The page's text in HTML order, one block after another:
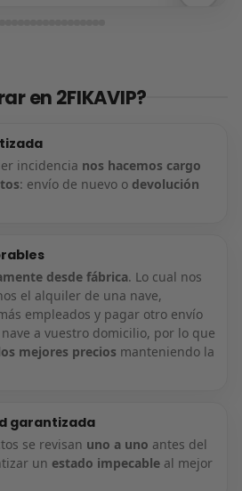
en 2FIKAVIP?
incidencia nos hacemos cargo
: envío de nuevo o devolución
desde fábrica. Lo cual nos
el alquiler de una nave,
empleados y pagar otro envío
a vuestro domicilio, por lo que
mejores precios manteniendo la
garantizada
se revisan uno a uno antes del
un estado impecableal mejor